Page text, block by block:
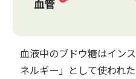
血液中のブドウ糖はイン
ネルギー」として使われ